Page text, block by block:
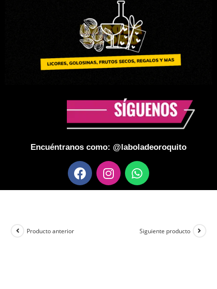
Encuéntranos como: @laboladeoroquito
Producto anterior Siguiente producto